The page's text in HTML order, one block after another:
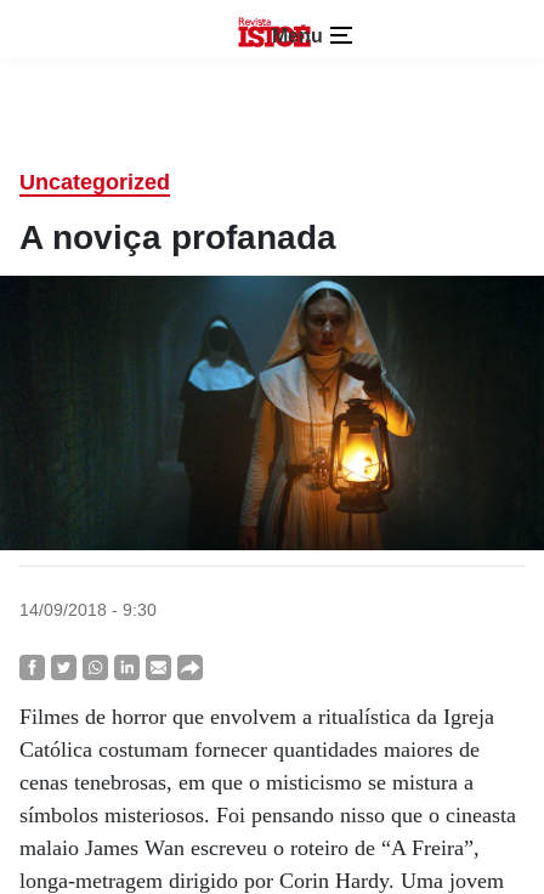
Menu
Uncategorized
A noviça profanada
14/09/2018 - 9:30
Filmes de horror que envolvem a ritualística da Igreja
Católica costumam fornecer quantidades maiores de
cenas tenebrosas, em que o misticismo se mistura a
símbolos misteriosos. Foi pensando nisso que o cineasta
malaio James Wan escreveu o roteiro de “A Freira”,
longa-metragem dirigido por Corin Hardy. Uma jovem